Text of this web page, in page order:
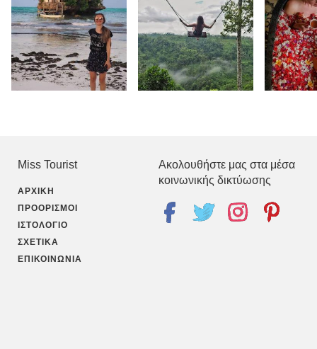
Miss Tourist
ΑΡΧΙΚΉ
ΠΡΟΟΡΙΣΜΟΊ
ΙΣΤΟΛΌΓΙΟ
ΣΧΕΤΙΚΆ
ΕΠΙΚΟΙΝΩΝΊΑ
Ακολουθήστε μας στα μέσα
κοινωνικής δικτύωσης